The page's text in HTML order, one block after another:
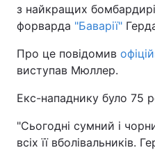
з найкращих
форварда "Баварії"
Про це повідомив
виступав Мюллер.
Екс-нападнику було 75
"Сьогодні сумний і
всіх її вболівальників.